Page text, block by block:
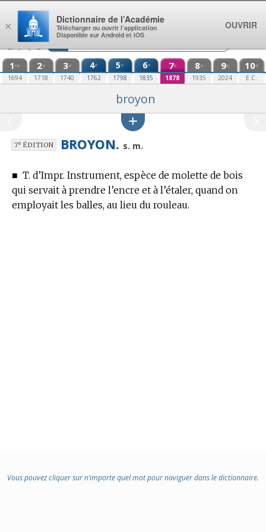
Aller au contenu
1 re
1694
2e
1718
3e
1740
4e
1762
5e
1798
6e
1835
7e
1878
8e
1935
9e
2024
10e
E.C.
broyon
7eÉDITION BROYON. s. m.
■ T. d’Impr. Instrument, espèce de molette de bois
qui servait à prendre l’encre et à l’étaler, quand on
employait les balles, au lieu du rouleau.
Vous pouvez cliquer sur n’importe quel mot pour naviguer dans le dictionnaire.
×
Dictionnaire de l’Académie
Télécharger ou ouvrir l’application
Disponible sur Android et iOS
OUVRIR